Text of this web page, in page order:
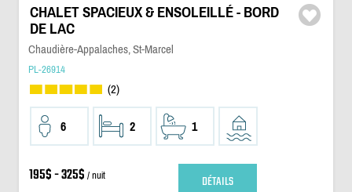
CHALET SPACIEUX & ENSOLEILLÉ - BORD
DE LAC
Chaudière-Appalaches, St-Marcel
PL-26914
(2)
6 2 1
195$ - 325$ / nuit DÉTAILS